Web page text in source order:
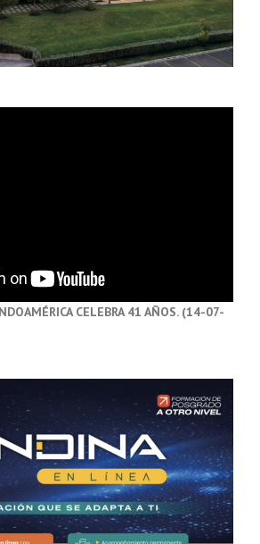
CELEBRA 41 AÑOS. (14-07-